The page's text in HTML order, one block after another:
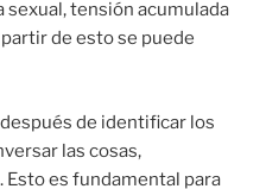
tensión acumulada
de esto se puede
de identificar los
las cosas,
es fundamental para